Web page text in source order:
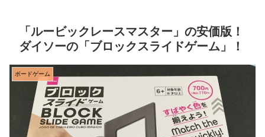
「ルービックレースマスター」の安価版！
ダイソーの「ブロックスライドゲーム」！
ボードゲーム